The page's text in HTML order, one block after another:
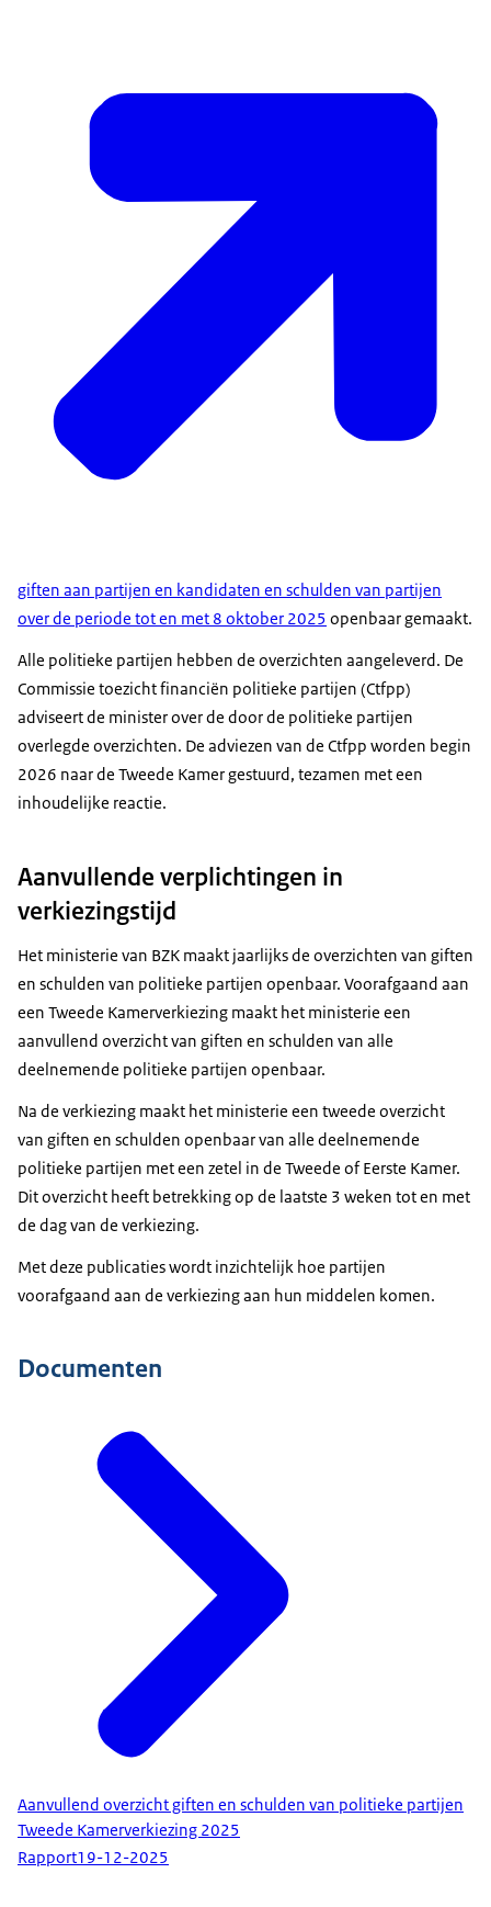
giften aan partijen en kandidaten en schulden van partijen
over de periode tot en met 8 oktober 2025 openbaar gemaakt.
Alle politieke partijen hebben de overzichten aangeleverd. De
Commissie toezicht financiën politieke partijen (Ctfpp)
adviseert de minister over de door de politieke partijen
overlegde overzichten. De adviezen van de Ctfpp worden begin
2026 naar de Tweede Kamer gestuurd, tezamen met een
inhoudelijke reactie.
Aanvullende verplichtingen in
verkiezingstijd
Het ministerie van BZK maakt jaarlijks de overzichten van giften
en schulden van politieke partijen openbaar. Voorafgaand aan
een Tweede Kamerverkiezing maakt het ministerie een
aanvullend overzicht van giften en schulden van alle
deelnemende politieke partijen openbaar.
Na de verkiezing maakt het ministerie een tweede overzicht
van giften en schulden openbaar van alle deelnemende
politieke partijen met een zetel in de Tweede of Eerste Kamer.
Dit overzicht heeft betrekking op de laatste 3 weken tot en met
de dag van de verkiezing.
Met deze publicaties wordt inzichtelijk hoe partijen
voorafgaand aan de verkiezing aan hun middelen komen.
Documenten
Aanvullend overzicht giften en schulden van politieke partijen
Tweede Kamerverkiezing 2025
Rapport19-12-2025